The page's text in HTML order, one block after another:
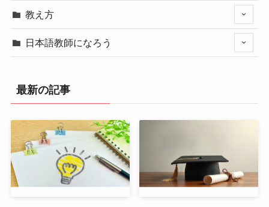
教え方
日本語教師になろう
最新の記事